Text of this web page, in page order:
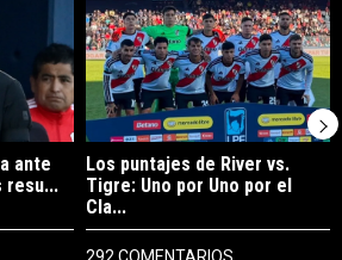
ante
resu...
Los puntajes de River vs.
Tigre: Uno por Uno por el
Cla...